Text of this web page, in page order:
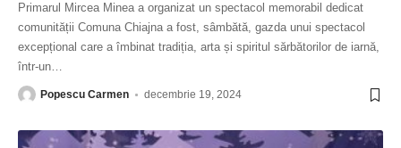
Primarul Mircea Minea a organizat un spectacol memorabil dedicat
comunității Comuna Chiajna a fost, sâmbătă, gazda unui spectacol
excepțional care a îmbinat tradiția, arta și spiritul sărbătorilor de iarnă,
într-un…
Popescu Carmen decembrie 19, 2024